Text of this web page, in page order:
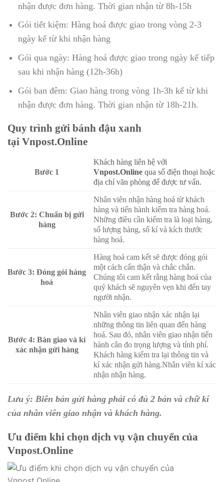
nhận được đơn hàng. Thời gian nhận từ 8h-15h
Gói tiết kiệm: Hàng hoá được giao trong vòng 2-3
ngày kể từ khi nhận hàng
Gói qua ngày: Hàng hoá được giao trong ngày kế tiếp
sau khi nhận hàng (12h-36h)
Gói ban đêm: Giao hàng trong vòng 1h-3h kể từ khi
nhận được đơn hàng. Thời gian nhận từ 18h-21h.
Quy trình gửi bánh đậu xanh
tại Vnpost.Online
Bước 1
Khách hàng liên hệ với
Vnpost.Onlinequa số điện thoại hoặc
địa chỉ văn phòng để được tư vấn.
Bước 2: Chuẩn bị gửi
hàng
Nhân viên nhận hàng hoá từ khách
hàng và tiến hành kiểm tra hàng hoá.
Những điều cần kiểm tra là loại hàng,
số lượng hàng, số kí và kích thước
hàng hoá.
Bước 3: Đóng gói hàng
hoá
Hàng hoá cam kết sẽ được đóng gói
một cách cẩn thận và chắc chắn.
Chúng tôi cam kết rằng hàng hoá của
quý khách sẽ nguyên vẹn khi đến tay
người nhận.
Bước 4:Bàn giao và kí
xác nhận gửi hàng
Nhân viên giao nhận xác nhận lại
những thông tin liên quan đến hàng
hoá. Sau đó, nhân viên giao nhận tiến
hành cân đo trọng lượng và tính phí.
Khách hàng kiểm tra lại thông tin và
kí xác nhận gửi hàng.Nhân viên kí xác
nhận nhận hàng.
Lưu ý: Biên bản gửi hàng phải có đủ 2 bản và chữ kí
của nhân viên giao nhận và khách hàng.
Ưu điểm khi chọn dịch vụ vận chuyển của
Vnpost.Online